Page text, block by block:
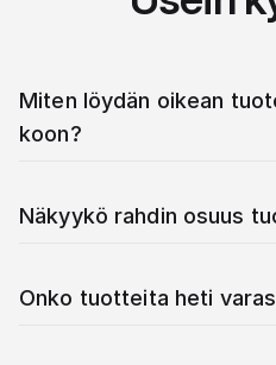
Miten löydän oikean
koon?
Näkyykö rahdin osuus
Onko tuotteita heti